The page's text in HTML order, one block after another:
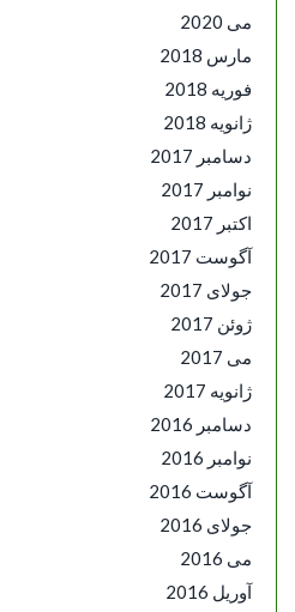
می 2020
مارس 2018
فوریه 2018
ژانویه 2018
دسامبر 2017
نوامبر 2017
اکتبر 2017
آگوست 2017
جولای 2017
ژوئن 2017
می 2017
ژانویه 2017
دسامبر 2016
نوامبر 2016
آگوست 2016
جولای 2016
می 2016
آوریل 2016